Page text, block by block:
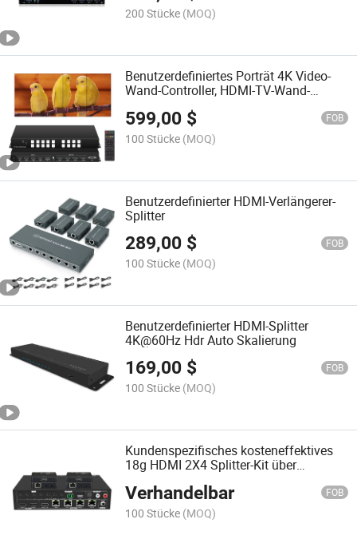
200 Stücke (MOQ)
Benutzerdefiniertes Porträt 4K Video-
Wand-Controller, HDMI-TV-Wand-
599,00 $ FOB
100 Stücke (MOQ)
Benutzerdefinierter HDMI-Verlängerer-
Splitter
289,00 $ FOB
100 Stücke (MOQ)
Benutzerdefinierter HDMI-Splitter
4K@60Hz Hdr Auto Skalierung
169,00 $ FOB
100 Stücke (MOQ)
Kundenspezifisches kosteneffektives
18g HDMI 2X4 Splitter-Kit über
Verhandelbar FOB
100 Stücke (MOQ)